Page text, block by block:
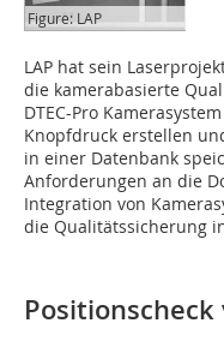
Figure: LAP
LAP hat sein
die kamerabasierte
DTEC-Pro
Knopfdruck erstellen
in einer Datenbank
Anforderungen an die
Integration von
die Qualitätssicherung